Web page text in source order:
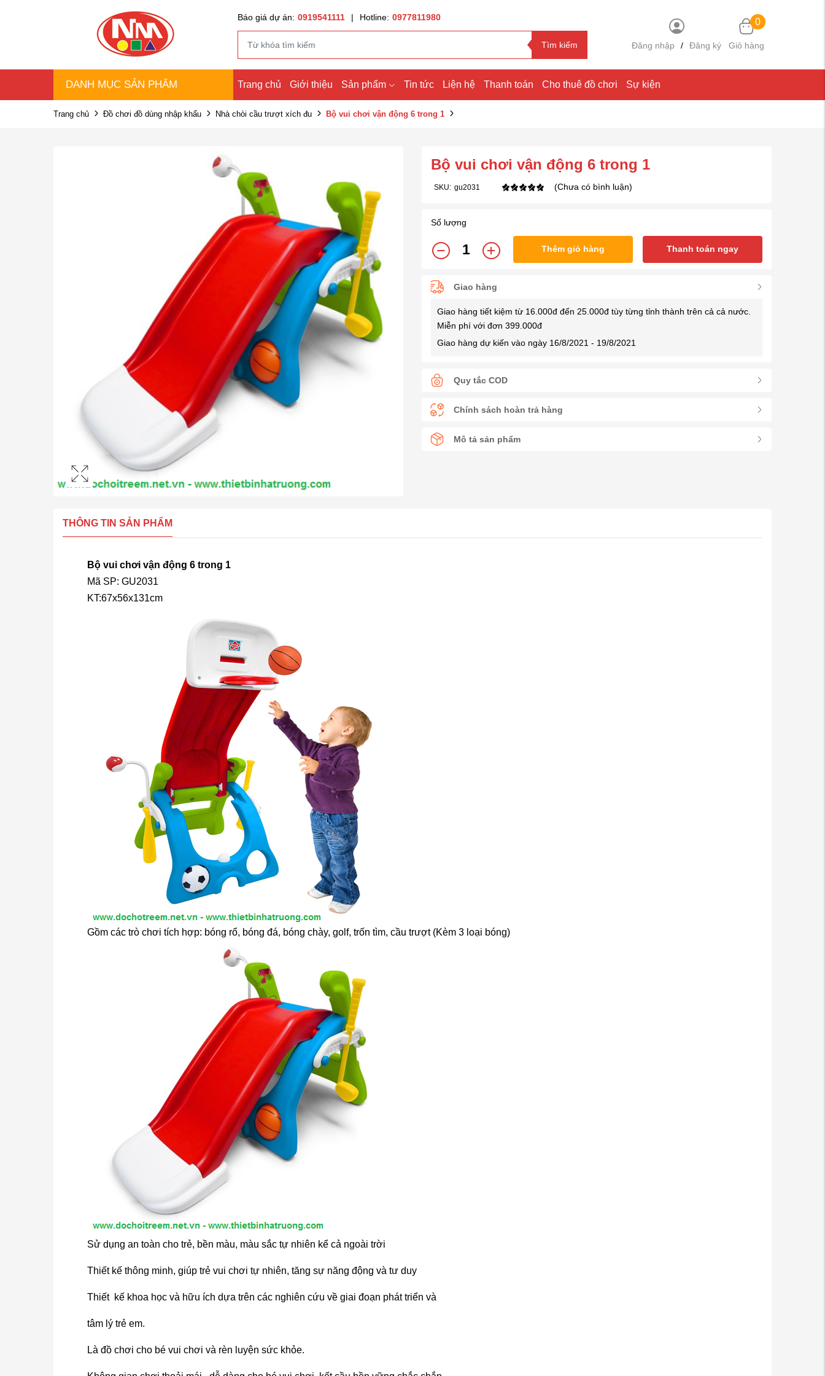
Báo giá dự án: 0919541111 | Hotline: 0977811980
Tìm kiếm Đăng nhập / Đăng ký
0
Giỏ hàng
DANH MỤC SẢN PHẨM Trang chủ Giới thiệu Sản phẩm Tin tức Liện hệ Thanh toán Cho thuê đồ chơi Sự kiện
Trang chủ Đồ chơi đồ dùng nhập khẩu Nhà chòi cầu trượt xích đu Bộ vui chơi vận động 6 trong 1
Bộ vui chơi vận động 6 trong 1
SKU: gu2031 (Chưa có bình luận)
Số lượng
Thêm giỏ hàng Thanh toán ngay
Giao hàng
Giao hàng tiết kiệm từ 16.000đ đến 25.000đ tùy từng tỉnh thành trên cả cả nước.
Miễn phí với đơn 399.000đ
Giao hàng dự kiến vào ngày 16/8/2021 - 19/8/2021
Quy tắc COD
Chính sách hoàn trả hàng
Mô tả sản phẩm
THÔNG TIN SẢN PHẨM
Bộ vui chơi vận động 6 trong 1
Mã SP: GU2031
KT:67x56x131cm
Gồm các trò chơi tích hợp: bóng rổ, bóng đá, bóng chày, golf, trốn tìm, cầu trượt (Kèm 3 loại bóng)
Sử dụng an toàn cho trẻ, bền màu, màu sắc tự nhiên kể cả ngoài trời
Thiết kế thông minh, giúp trẻ vui chơi tự nhiên, tăng sự năng động và tư duy
Thiết kế khoa học và hữu ích dựa trên các nghiên cứu về giai đoạn phát triển và
tâm lý trẻ em.
Là đồ chơi cho bé vui chơi và rèn luyện sức khỏe.